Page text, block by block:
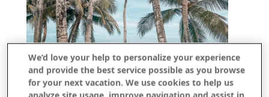
We’d love your help to personalize your experience
and provide the best service possible as you browse
for your next vacation. We use cookies to help us